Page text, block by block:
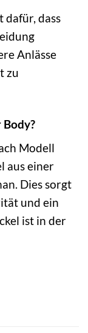
dafür, dass
Anlässe
zu
Modell
aus einer
Dies sorgt
und ein
ist in der